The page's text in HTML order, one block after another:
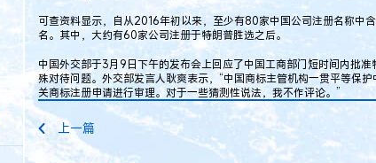
可查资料显示，自从2016年初以来，至少有80家中国公司注册名称中
名。其中，大约有60家公司注册于特朗普胜选之后。
中国外交部于3月9日下午的发布会上回应了中国工商部门短时间内批
殊对待问题。外交部发言人耿爽表示，“中国商标主管机构一贯平等保
关商标注册申请进行审理。对于一些猜测性说法，我不作评论。”
上一篇